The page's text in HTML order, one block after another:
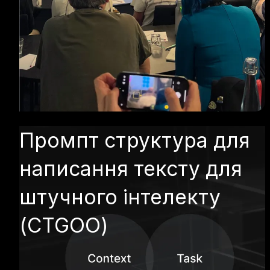
Промпт структура для
написання тексту для
штучного інтелекту
(CTGOO)